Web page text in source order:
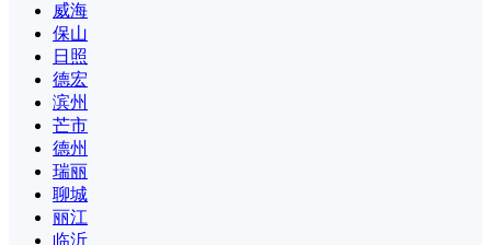
威海
保山
日照
德宏
滨州
芒市
德州
瑞丽
聊城
丽江
临沂